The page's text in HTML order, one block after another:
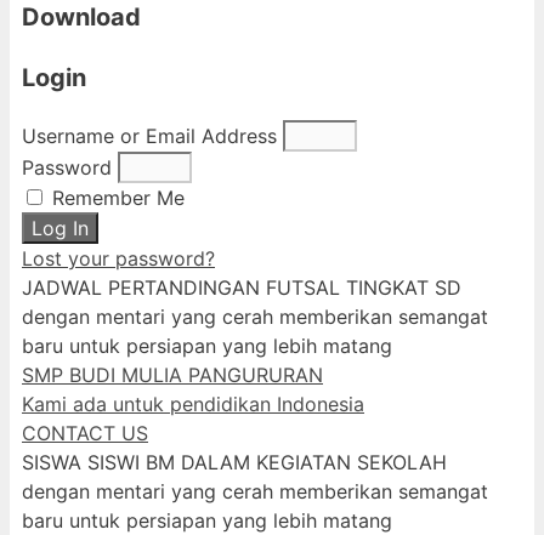
Download
Login
Username or Email Address
Password
Remember Me
Log In
Lost your password?
JADWAL PERTANDINGAN FUTSAL TINGKAT SD
dengan mentari yang cerah memberikan semangat
baru untuk persiapan yang lebih matang
SMP BUDI MULIA PANGURURAN
Kami ada untuk pendidikan Indonesia
CONTACT US
SISWA SISWI BM DALAM KEGIATAN SEKOLAH
dengan mentari yang cerah memberikan semangat
baru untuk persiapan yang lebih matang